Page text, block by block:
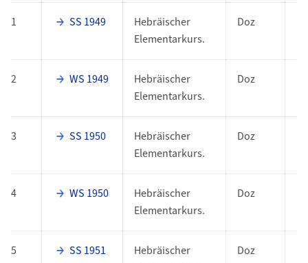
1 SS 1949
Hebräischer
Elementarkurs.
Doz
2 WS 1949
Hebräischer
Elementarkurs.
Doz
3 SS 1950
Hebräischer
Elementarkurs.
Doz
4 WS 1950
Hebräischer
Elementarkurs.
Doz
5 SS 1951
Hebräischer
Doz